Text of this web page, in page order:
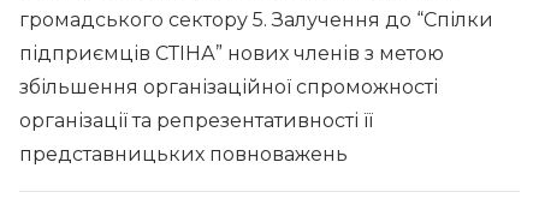
громадського сектору 5. Залучення до “Спілки
підприємців СТІНА” нових членів з метою
збільшення організаційної спроможності
організації та репрезентативності її
представницьких повноважень